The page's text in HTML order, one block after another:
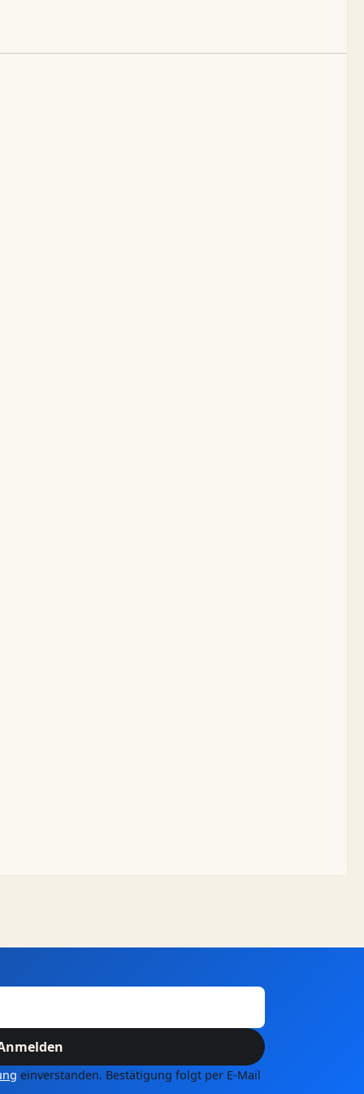
einverstanden. Bestätigung folgt per E-Mail